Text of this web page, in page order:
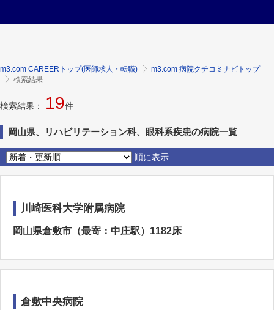
m3.com CAREERトップ(医師求人・転職)
m3.com 病院クチコミナビトップ
検索結果
検索結果： 19件
岡山県、リハビリテーション科、眼科系疾患の病院一覧
順に表示
川崎医科大学附属病院
岡山県倉敷市（最寄：中庄駅）1182床
倉敷中央病院